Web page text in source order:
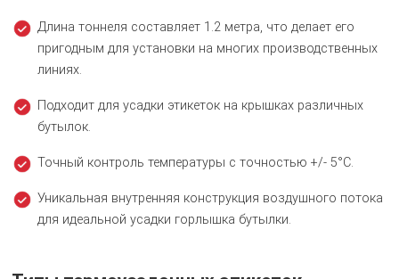
Длина тоннеля составляет 1.2 метра, что делает его
пригодным для установки на многих производственных
линиях.
Подходит для усадки этикеток на крышках различных
бутылок.
Точный контроль температуры с точностью +/- 5°C.
Уникальная внутренняя конструкция воздушного потока
для идеальной усадки горлышка бутылки.